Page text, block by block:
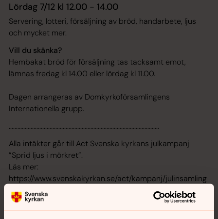
Lördag 7/12 kl 12.00 - 14.00
Servering, lotteri, försäljning av bröd, handarbete, ljus
och mycket mer.
Vill du skänka?
Hembakat bröd för försäljning tas tacksamt emot,
lämnas fredag kl 14.00 eller lördag kl 11.00.
Dagen arrangeras av Domkyrkoförsamlingens
Internationella grupp.
.......................................................................................................
Alla intäkter går till Act Svenska kyrkans julkampanj
”Sprid ljus i mörkret”.
Läs mer:
https://www.svenskakyrkan.se/act/kampanj/julinsamling
en